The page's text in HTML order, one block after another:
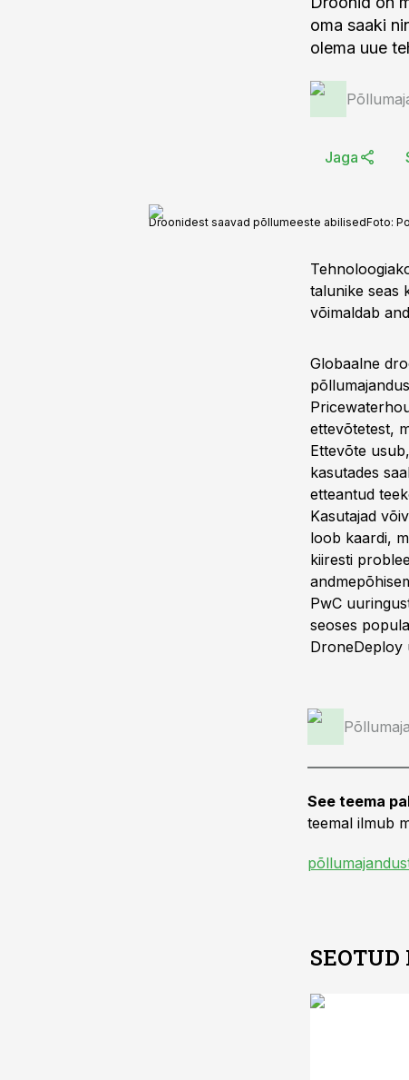
oma saaki
olema uue
Jaga
Droonidest saavad põllumeeste abilisedFoto:
talunike seas
võimaldab
Globaalne
ettevõtetest,
Ettevõte
kasutades
etteantud
Kasutajad
loob kaardi,
kiiresti
PwC
seoses
DroneDeploy
See teema
teemal ilmub
SEOTUD